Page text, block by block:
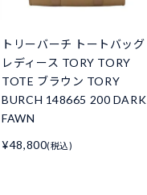
トリーバーチ トートバッグ
レディース TORY TORY
TOTE ブラウン TORY
BURCH 148665 200 DARK
FAWN
¥48,800(税込)